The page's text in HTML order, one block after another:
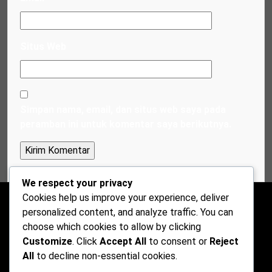
We respect your privacy
Cookies help us improve your experience, deliver
personalized content, and analyze traffic. You can
choose which cookies to allow by clicking
Customize. Click Accept All to consent or Reject
All to decline non-essential cookies.